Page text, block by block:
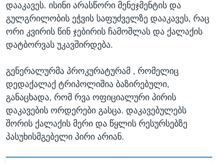
დააკავეს. ისინი არასწორი მენეჯმენტის და
გულგრილობის ეჭვის საფუძველზე დააკავეს, რაც
ორი კვირის წინ ჯებირის ჩამოშლას და ქალაქის
დატბორვას უკავშირდება.
გენერალურმა პროკურატურამ , რომელიც
დედაქალაქ ტრიპოლიშია ბაზირებული,
განაცხადა, რომ რვა ოფიციალური პირის
დაკავების ორდერები გასცა. დაკავებულებს
შორის ქალაქის მერი და წყლის რესურსებზე
პასუხისმგებელი პირი არიან.